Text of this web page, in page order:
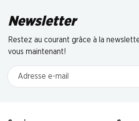
Newsletter
Restez au courant grâce à la
vous maintenant!
Adresse e-mail